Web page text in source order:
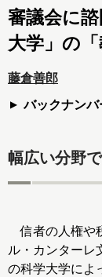
審議会に
大学」の
藤倉善郎
バックナンバ
幅広い分野
信者の人権や
ル・カンターレ
の科学大学によ